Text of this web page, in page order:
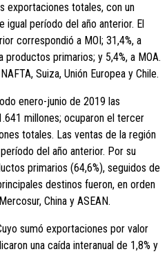
exportaciones totales, con un
período del año anterior. El
correspondió a MOI; 31,4%, a
primarios; y 5,4%, a MOA.
Suiza, Unión Europea y Chile.
enero-junio de 2019 las
millones; ocuparon el tercer
totales. Las ventas de la región
del año anterior. Por su
primarios (64,6%), seguidos de
destinos fueron, en orden
China y ASEAN.
sumó exportaciones por valor
una caída interanual de 1,8% y